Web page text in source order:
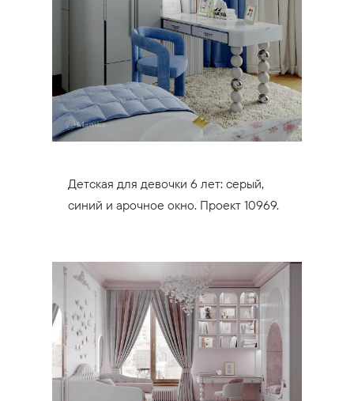
Детская для девочки 6 лет: серый,
синий и арочное окно. Проект 10969.